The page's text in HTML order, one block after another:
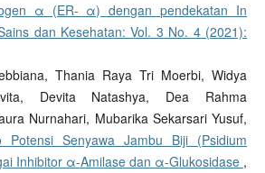
α (ER- α) dengan pendekatan In
dan Kesehatan: Vol. 3 No. 4 (2021):
Thania Raya Tri Moerbi, Widya
Devita Natashya, Dea Rahma
Nurnahari, Mubarika Sekarsari Yusuf,
Potensi Senyawa Jambu Biji (Psidium
Inhibitor α-Amilase dan α-Glukosidase ,